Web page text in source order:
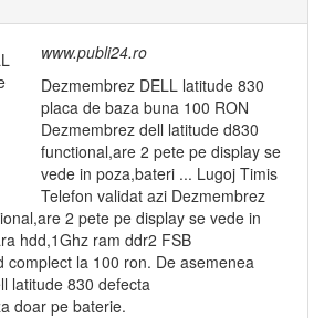
www.publi24.ro
Dezmembrez DELL latitude 830
placa de baza buna 100 RON
Dezmembrez dell latitude d830
functional,are 2 pete pe display se
vede in poza,bateri ... Lugoj Timis
Telefon validat azi Dezmembrez
2 pete pe display se vede in
hdd,1Ghz ram ddr2 FSB
complect la 100 ron. De asemenea
latitude 830 defecta
doar pe baterie.